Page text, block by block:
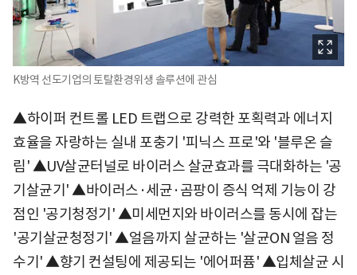
K방역 선도기업의 토탈환경위생 솔루션에 관심
▲하이퍼 컨트롤 LED 트랩으로 강력한 포획력과 에너지
효율을 자랑하는 실내 포충기 '피닉스 프로'와 '블루온 슬
림' ▲UV살균터널로 바이러스 살균효과를 극대화하는 '공
기살균기' ▲바이러스·세균·곰팡이 증식 억제 기능이 강
점인 '공기청정기' ▲미세먼지와 바이러스를 동시에 잡는
'공기살균청정기' ▲얼음까지 살균하는 '살균ON 얼음 정
수기' ▲향기 컨설팅에 제공되는 '에어퍼퓸' ▲입체살균 시